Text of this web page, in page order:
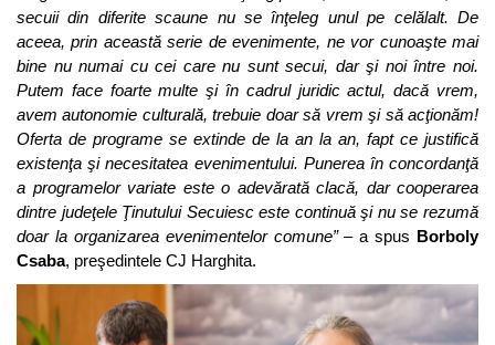
secuii din diferite scaune nu se înţeleg unul pe celălalt. De
aceea, prin această serie de evenimente, ne vor cunoaşte mai
bine nu numai cu cei care nu sunt secui, dar şi noi între noi.
Putem face foarte multe şi în cadrul juridic actul, dacă vrem,
avem autonomie culturală, trebuie doar să vrem şi să acţionăm!
Oferta de programe se extinde de la an la an, fapt ce justifică
existenţa şi necesitatea evenimentului. Punerea în concordanţă
a programelor variate este o adevărată clacă, dar cooperarea
dintre judeţele Ţinutului Secuiesc este continuă şi nu se rezumă
doar la organizarea evenimentelor comune”– a spus Borboly
Csaba, preşedintele CJ Harghita.